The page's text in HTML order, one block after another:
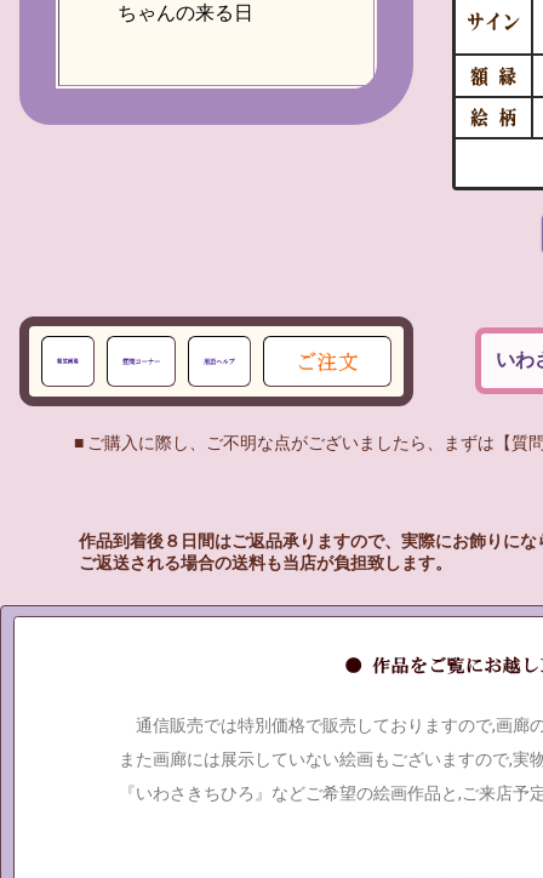
いわ
■ ご購入に際し、ご不明な点がございましたら、まずは【質
作品到着後８日間はご返品承りますので、実際にお飾りに
ご返送される場合の送料も当店が負担致します。
通信販売では特別価格で販売しておりますので,画廊
また画廊には展示していない絵画もございますので,実
『いわさきちひろ』などご希望の絵画作品と,ご来店予